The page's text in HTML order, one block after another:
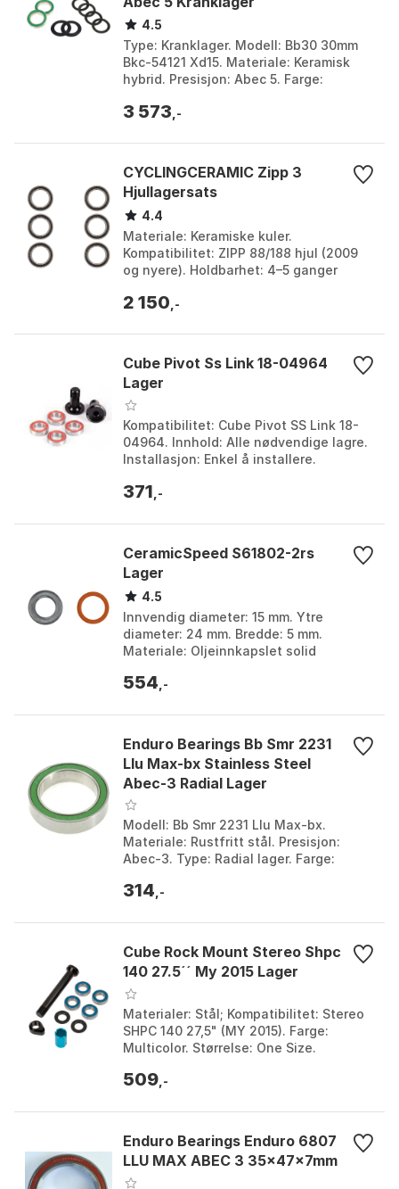
4.5
Type: Kranklager. Modell: Bb30 30mm
Bkc-54121 Xd15. Materiale: Keramisk
hybrid. Presisjon: Abec 5. Farge:
3 573 ,-
CYCLINGCERAMIC Zipp 3
Hjullagersats
4.4
Materiale: Keramiske kuler.
Kompatibilitet: ZIPP 88/188 hjul (2009
og nyere). Holdbarhet: 4–5 ganger
Vedlikehold: Minimal smøring...
2 150 ,-
Cube Pivot Ss Link 18-04964
Lager
Kompatibilitet: Cube Pivot SS Link 18-
04964. Innhold: Alle nødvendige lagre.
Installasjon: Enkel å installere.
Størrel...
371 ,-
CeramicSpeed S61802-2rs
Lager
4.5
Innvendig diameter: 15 mm. Ytre
diameter: 24 mm. Bredde: 5 mm.
Materiale: Oljeinnkapslet solid
Silver. Størrelse: 15 x 24...
554 ,-
Enduro Bearings Bb Smr 2231
Llu Max-bx Stainless Steel
Abec-3 Radial Lager
Modell: Bb Smr 2231 Llu Max-bx.
Materiale: Rustfritt stål. Presisjon:
Abec-3. Type: Radial lager. Farge:
314 ,-
Cube Rock Mount Stereo Shpc
140 27.5´´ My 2015 Lager
Materialer: Stål; Kompatibilitet: Stereo
SHPC 140 27,5" (MY 2015). Farge:
Multicolor. Størrelse: One Size.
509 ,-
Enduro Bearings Enduro 6807
LLU MAX ABEC 3 35x47x7mm